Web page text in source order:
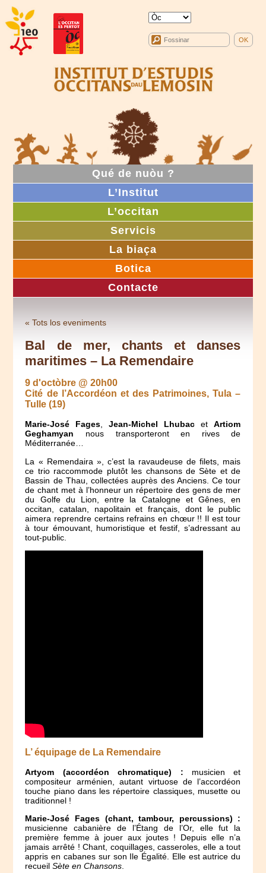
Qué de nuòu ?
L’Institut
L’occitan
Servicis
La biaça
Botica
Contacte
« Tots los eveniments
Bal de mer, chants et danses
maritimes – La Remendaire
9 d'octòbre @ 20h00
Cité de l’Accordéon et des Patrimoines, Tula –
Tulle (19)
Marie-José Fages ,Jean-Michel Lhubac etArtiom
Geghamyan nous transporteront en rives de
Méditerranée…
La « Remendaira », c’est la ravaudeuse de filets, mais
ce trio raccommode plutôt les chansons de Sète et de
Bassin de Thau, collectées auprès des Anciens. Ce tour
de chant met à l’honneur un répertoire des gens de mer
du Golfe du Lion, entre la Catalogne et Gênes, en
occitan, catalan, napolitain et français, dont le public
aimera reprendre certains refrains en chœur !! Il est tour
à tour émouvant, humoristique et festif, s’adressant au
tout-public.
L’ équipage de La Remendaire
Artyom (accordéon chromatique) : musicien et
compositeur arménien, autant virtuose de l’accordéon
touche piano dans les répertoire classiques, musette ou
traditionnel !
Marie-José Fages (chant, tambour, percussions) :
musicienne cabanière de l’Étang de l’Or, elle fut la
première femme à jouer aux joutes ! Depuis elle n’a
jamais arrêté ! Chant, coquillages, casseroles, elle a tout
appris en cabanes sur son Ile Égalité. Elle est autrice du
recueilSète en Chansons